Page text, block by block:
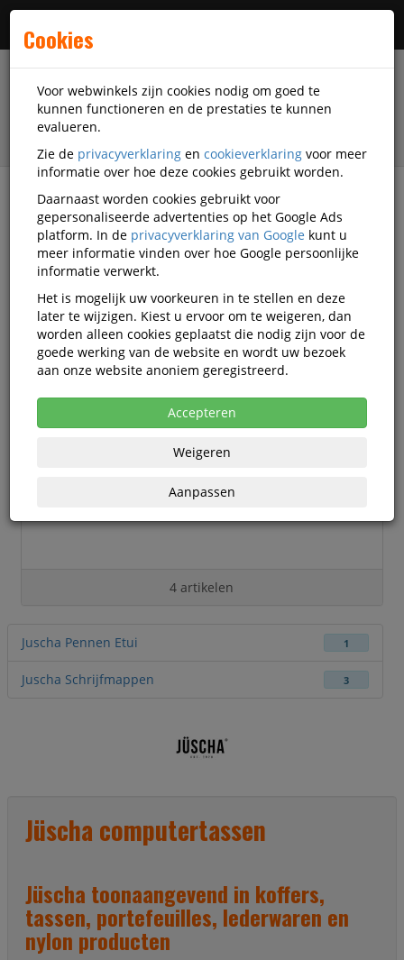
filter
Schrijfwaren Juscha
Juscha schrijfwaren
Juscha Schrijfwaar-accessoires
4 artikelen
Juscha Pennen Etui 1
Juscha Schrijfmappen 3
Jüscha computertassen
Jüscha toonaangevend in koffers,
tassen, portefeuilles, lederwaren en
nylon producten
Cookies
Voor webwinkels zijn cookies nodig om goed te
kunnen functioneren en de prestaties te kunnen
evalueren.
Zie de privacyverklaring en cookieverklaring voor meer
informatie over hoe deze cookies gebruikt worden.
Daarnaast worden cookies gebruikt voor
gepersonaliseerde advertenties op het Google Ads
platform. In de privacyverklaring van Google kunt u
meer informatie vinden over hoe Google persoonlijke
informatie verwerkt.
Het is mogelijk uw voorkeuren in te stellen en deze
later te wijzigen. Kiest u ervoor om te weigeren, dan
worden alleen cookies geplaatst die nodig zijn voor de
goede werking van de website en wordt uw bezoek
aan onze website anoniem geregistreerd.
Accepteren
Weigeren
Aanpassen